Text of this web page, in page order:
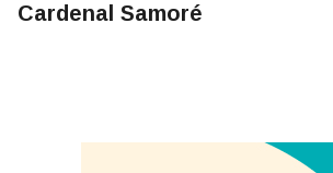
Cardenal Samoré